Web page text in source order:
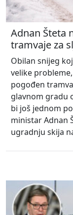
Adnan Šteta
tramvaje za
Obilan snijeg
velike
pogođen
glavnom gradu
bi još jednom
ministar Adnan
ugradnju skija